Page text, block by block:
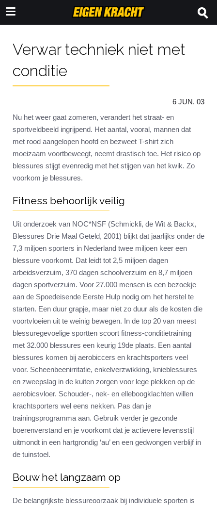
Verwar techniek niet met
conditie
6 JUN. 03
Nu het weer gaat zomeren, verandert het straat- en
sportveldbeeld ingrijpend. Het aantal, vooral, mannen dat
met rood aangelopen hoofd en bezweet T-shirt zich
moeizaam voortbeweegt, neemt drastisch toe. Het risico op
blessures stijgt evenredig met het stijgen van het kwik. Zo
voorkom je blessures.
Fitness behoorlijk veilig
Uit onderzoek van NOC*NSF (Schmickli, de Wit & Backx,
Blessures Drie Maal Geteld, 2001) blijkt dat jaarlijks onder de
7,3 miljoen sporters in Nederland twee miljoen keer een
blessure voorkomt. Dat leidt tot 2,5 miljoen dagen
arbeidsverzuim, 370 dagen schoolverzuim en 8,7 miljoen
dagen sportverzuim. Voor 27.000 mensen is een bezoekje
aan de Spoedeisende Eerste Hulp nodig om het herstel te
starten. Een duur grapje, maar niet zo duur als de kosten die
voortvloeien uit te weinig bewegen. In de top 20 van meest
blessuregevoelige sportten scoort fitness-conditietraining
met 32.000 blessures een keurig 19de plaats. Een aantal
blessures komen bij aerobiccers en krachtsporters veel
voor. Scheenbeenirritatie, enkelverzwikking, knieblessures
en zweepslag in de kuiten zorgen voor lege plekken op de
aerobicsvloer. Schouder-, nek- en elleboogklachten willen
krachtsporters wel eens nekken. Pas dan je
trainingsprogramma aan. Gebruik verder je gezonde
boerenverstand en je voorkomt dat je actievere levensstijl
uitmondt in een hartgrondig ‘au’ en een gedwongen verblijf in
de tuinstoel.
Bouw het langzaam op
De belangrijkste blessureoorzaak bij individuele sporten is